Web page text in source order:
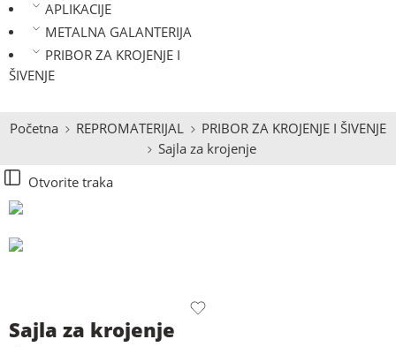
APLIKACIJE
METALNA GALANTERIJA
PRIBOR ZA KROJENJE I
ŠIVENJE
Početna REPROMATERIJAL
PRIBOR ZA KROJENJE I ŠIVENJE
Sajla za krojenje
Otvorite traka
Sajla za krojenje